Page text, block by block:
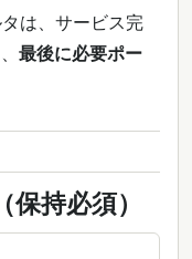
は、サービス完
最後に必要ポー
持必須）